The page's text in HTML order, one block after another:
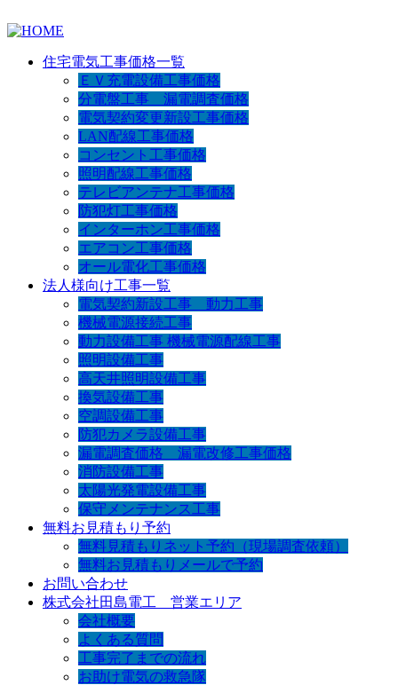
住宅電気工事価格一覧
ＥＶ充電設備工事価格
分電盤工事 漏電調査価格
電気契約変更新設工事価格
LAN配線工事価格
コンセント工事価格
照明配線工事価格
テレビアンテナ工事価格
防犯灯工事価格
インターホン工事価格
エアコン工事価格
オール電化工事価格
法人様向け工事一覧
電気契約新設工事 動力工事
機械電源接続工事
動力設備工事 機械電源配線工事
照明設備工事
高天井照明設備工事
換気設備工事
空調設備工事
防犯カメラ設備工事
漏電調査価格 漏電改修工事価格
消防設備工事
太陽光発電設備工事
保守メンテナンス工事
無料お見積もり予約
無料見積もりネット予約（現場調査依頼）
無料お見積もりメールで予約
お問い合わせ
株式会社田島電工 営業エリア
会社概要
よくある質問
工事完了までの流れ
お助け電気の救急隊